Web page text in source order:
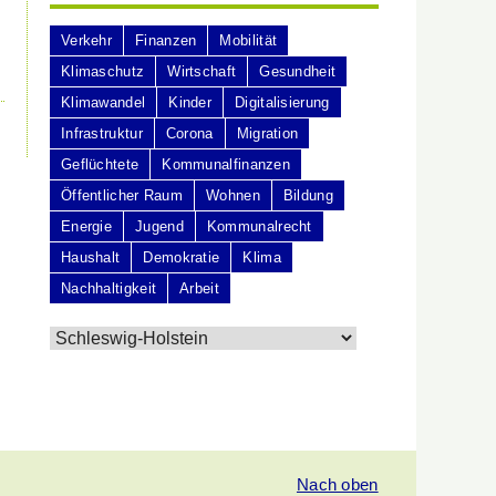
Verkehr Finanzen
Mobilität
Klimaschutz
Wirtschaft
Gesundheit
Klimawandel
Kinder
Digitalisierung
Infrastruktur
Corona
Migration
Geflüchtete
Kommunalfinanzen
Öffentlicher Raum
Wohnen
Bildung
Energie
Jugend
Kommunalrecht
Haushalt
Demokratie
Klima
Nachhaltigkeit
Arbeit
Nach oben